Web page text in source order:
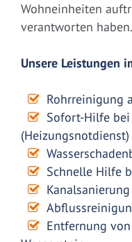
Wohneinheiten
verantworten haben.
Unsere Leistungen
Rohrreinigung
Sofort-Hilfe
(Heizungsnotdienst)
Schnelle Hilfe
Kanalsanierung
Entfernung